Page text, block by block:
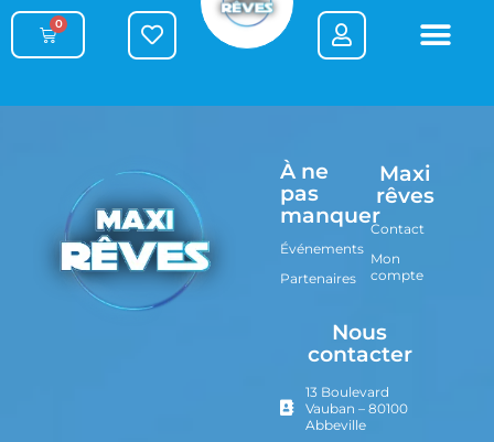
0
À ne
pas
manquer
Événements
Partenaires
Maxi
rêves
Contact
Mon
compte
Nous
contacter
13 Boulevard
Vauban – 80100
Abbeville